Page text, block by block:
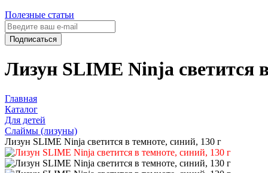
Полезные статьи
Подписаться
Лизун SLIME Ninja светится
Главная
Каталог
Для детей
Слаймы (лизуны)
Лизун SLIME Ninja светится в темноте, синий, 130 г